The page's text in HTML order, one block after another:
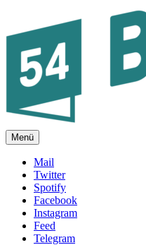
FEUILLETON IM INTERNET
Menü
Mail
Twitter
Spotify
Facebook
Instagram
Feed
Telegram